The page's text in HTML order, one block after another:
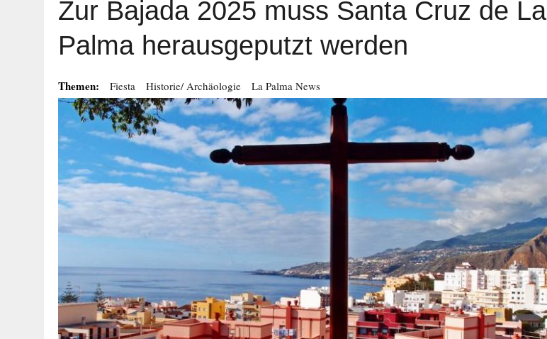
Zur Bajada 2025 muss Santa Cruz de La
Palma herausgeputzt werden
Themen: Fiesta Historie/ Archäologie La Palma News